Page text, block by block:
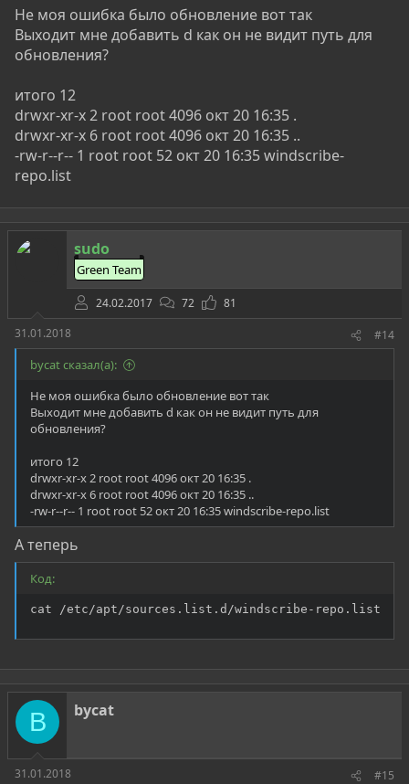
Не моя ошибка было обновление вот так
Выходит мне добавить d как он не видит путь для
обновления?
итого 12
drwxr-xr-x 2 root root 4096 окт 20 16:35 .
drwxr-xr-x 6 root root 4096 окт 20 16:35 ..
-rw-r--r-- 1 root root 52 окт 20 16:35 windscribe-
repo.list
sudo
Green Team
24.02.2017 72
81
31.01.2018
#14
bycat сказал(а):
Не моя ошибка было обновление вот так
Выходит мне добавить d как он не видит путь для
обновления?
итого 12
drwxr-xr-x 2 root root 4096 окт 20 16:35 .
drwxr-xr-x 6 root root 4096 окт 20 16:35 ..
-rw-r--r-- 1 root root 52 окт 20 16:35 windscribe-repo.list
А теперь
Код:
cat /etc/apt/sources.list.d/windscribe-repo.list
B bycat
31.01.2018 #15